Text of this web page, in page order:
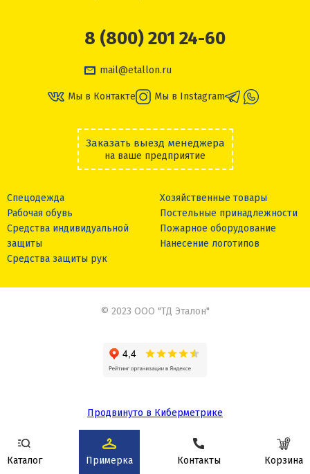
Каталог Примерка Контакты Корзина
8 (800) 201 24-60
mail@etallon.ru
Мы в Контакте Мы в Instagram
Заказать выезд менеджера
на ваше предприятие
Спецодежда
Рабочая обувь
Средства индивидуальной
защиты
Средства защиты рук
Хозяйственные товары
Постельные принадлежности
Пожарное оборудование
Нанесение логотипов
© 2023 ООО "ТД Эталон"
Продвинуто в Киберметрике
Сделано в